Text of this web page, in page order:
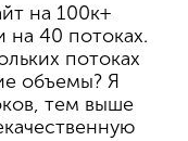
на 100к+
40 потоках.
потоках
объемы? Я
тем выше